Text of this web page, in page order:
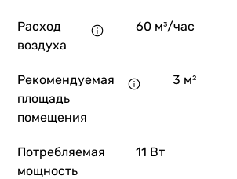
Расход
воздуха
60 м³/час
Рекомендуемая
площадь
помещения
3 м²
Потребляемая
мощность
11 Вт